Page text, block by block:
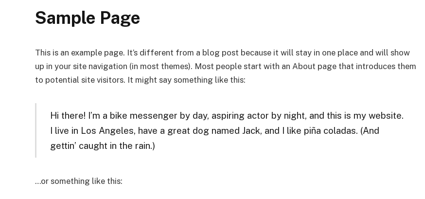
Sample Page
This is an example page. It’s different from a blog post because it will stay in one place and will show
up in your site navigation (in most themes). Most people start with an About page that introduces them
to potential site visitors. It might say something like this:
Hi there! I’m a bike messenger by day, aspiring actor by night, and this is my website.
I live in Los Angeles, have a great dog named Jack, and I like piña coladas. (And
gettin’ caught in the rain.)
…or something like this: